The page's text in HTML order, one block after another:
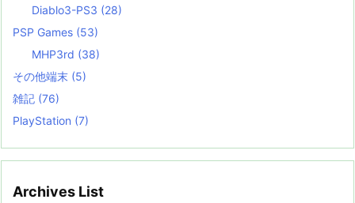
Diablo3-PS3 (28)
PSP Games (53)
MHP3rd (38)
その他端末 (5)
雑記 (76)
PlayStation (7)
Archives List